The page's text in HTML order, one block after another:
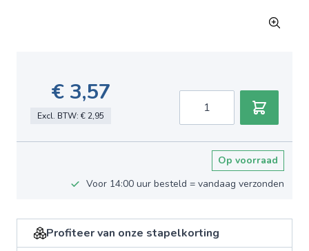
€ 3,57
Excl. BTW: € 2,95
Op voorraad
Voor 14:00 uur besteld = vandaag verzonden
Profiteer van onze stapelkorting